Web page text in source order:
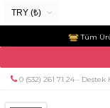
TRY (₺)
TRY (₺)
Tüm
0 (532) 261 71 24 - Destek